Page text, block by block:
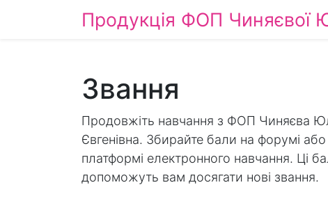
Продукція ФОП Чиняєвої
Звання
Продовжіть навчання з ФОП Чиняєва
Євгенівна. Збирайте бали на форумі або
платформі електронного навчання. Ці
допоможуть вам досягати нові звання.